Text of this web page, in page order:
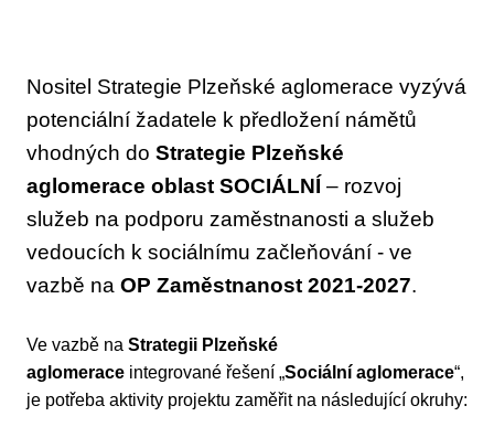
Nositel Strategie Plzeňské aglomerace vyzývá
potenciální žadatele k předložení námětů
vhodných do Strategie Plzeňské
aglomerace oblast SOCIÁLNÍ – rozvoj
služeb na podporu zaměstnanosti a služeb
vedoucích k sociálnímu začleňování - ve
vazbě na OP Zaměstnanost 2021-2027.
Ve vazbě na Strategii Plzeňské
aglomerace integrované řešení „Sociální aglomerace“,
je potřeba aktivity projektu zaměřit na následující okruhy: